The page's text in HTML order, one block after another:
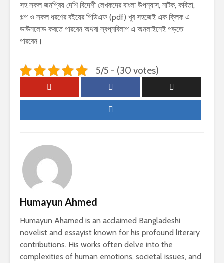
সহ সকল জনপ্রিয় দেশি বিদেশী লেখকদের বাংলা উপন্যাস, নাটক, কবিতা,
গল্প ও সকল ধরণের বইয়ের পিডিএফ (pdf) খুব সহজেই এক ক্লিক এ
ডাউনলোড করতে পারবেন অথবা স্বপ্নবিলাপ এ অনলাইনেই পড়তে
পারবেন।
5/5 - (30 votes)
Humayun Ahmed
Humayun Ahamed is an acclaimed Bangladeshi
novelist and essayist known for his profound literary
contributions. His works often delve into the
complexities of human emotions, societal issues, and